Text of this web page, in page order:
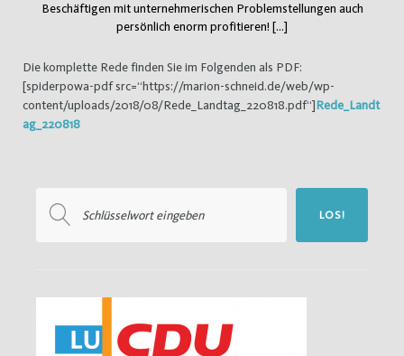
Beschäftigen mit unternehmerischen Problemstellungen auch
persönlich enorm profitieren! […]
Die komplette Rede finden Sie im Folgenden als PDF:
[spiderpowa-pdf src=“https://marion-schneid.de/web/wp-
content/uploads/2018/08/Rede_Landtag_220818.pdf“]Rede_Landt
ag_220818
nach:
LOS!